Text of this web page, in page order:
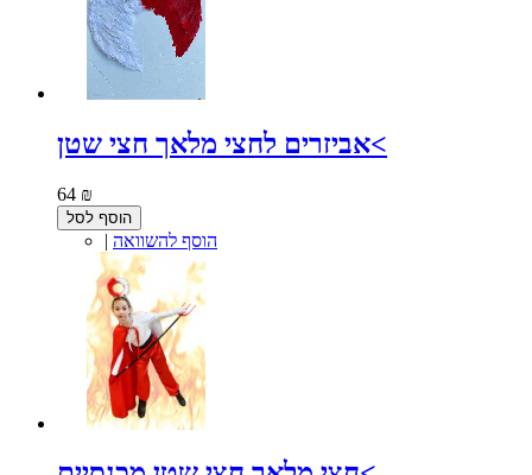
אביזרים לחצי מלאך חצי שטן<
64 ₪
הוסף לסל
| הוסף להשוואה